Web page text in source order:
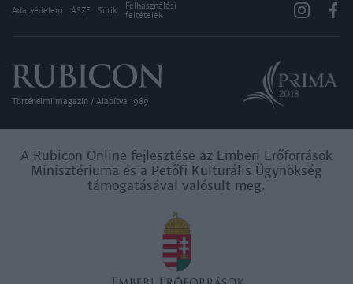
Adatvédelem ÁSZF Sütik
Felhasználási
feltételek
Történelmi magazin / Alapítva 1989
A Rubicon Online fejlesztése az Emberi Erőforrások
Minisztériuma és a Petőfi Kulturális Ügynökség
támogatásával valósult meg.